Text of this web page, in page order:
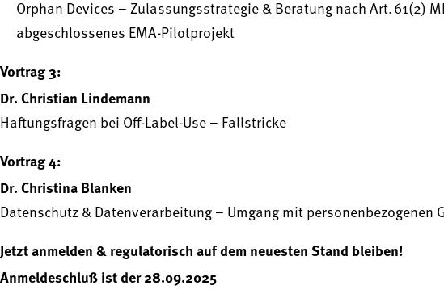
Orphan Devices – Zulassungsstrategie & Beratung nach Art. 61(2)
abgeschlossenes EMA-Pilotprojekt
Vortrag 3:
Dr. Christian Lindemann
Haftungsfragen bei Off-Label-Use – Fallstricke
Vortrag 4:
Dr. Christina Blanken
Datenschutz & Datenverarbeitung – Umgang mit personenbezogenen
Jetzt anmelden & regulatorisch auf dem neuesten Stand bleiben!
Anmeldeschluß ist der 28.09.2025